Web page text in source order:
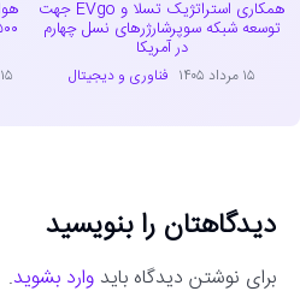
همکاری استراتژیک تسلا و EVgo جهت
توسعه شبکه سوپرشارژرهای نسل چهارم
در آمریکا
۱۵ مرداد ۱۴۰۵ فناوری و دیجیتال ۱۵ مرداد ۱۴۰۵
دیدگاهتان را بنویسید
برای نوشتن دیدگاه باید وارد بشوید.